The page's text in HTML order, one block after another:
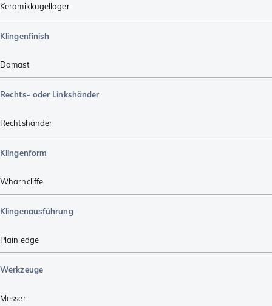
Keramikkugellager
Klingenfinish
Damast
Rechts- oder Linkshänder
Rechtshänder
Klingenform
Wharncliffe
Klingenausführung
Plain edge
Werkzeuge
Messer